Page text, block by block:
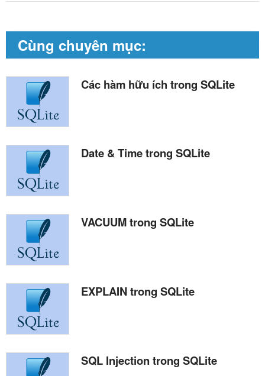
Cùng chuyên mục:
Các hàm hữu ích trong SQLite
Date & Time trong SQLite
VACUUM trong SQLite
EXPLAIN trong SQLite
SQL Injection trong SQLite